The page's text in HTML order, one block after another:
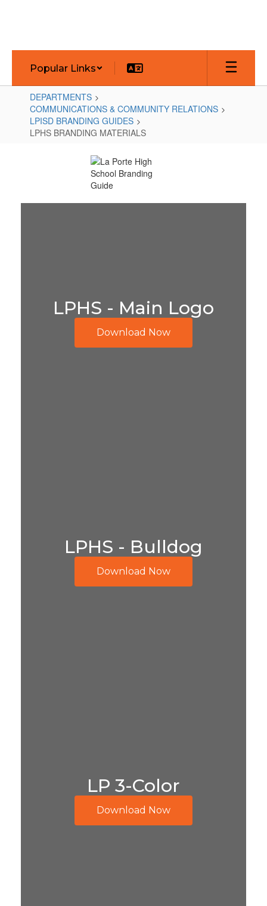
Popular Links
DEPARTMENTS
COMMUNICATIONS & COMMUNITY RELATIONS
LPISD BRANDING GUIDES
LPHS BRANDING MATERIALS
BRANDING
MATERIALS
LPHS - Main Logo
Download Now
LPHS - Bulldog
Download Now
LP 3-Color
Download Now